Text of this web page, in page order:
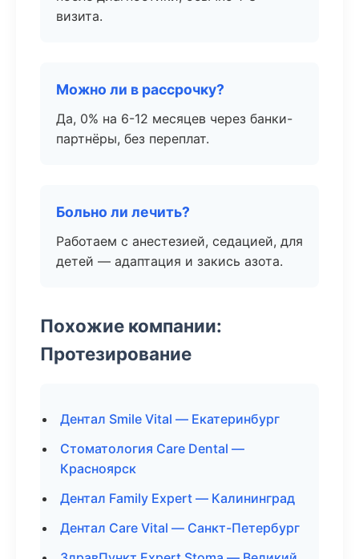
визита.
Можно ли в рассрочку?
Да, 0% на 6-12 месяцев через банки-
партнёры, без переплат.
Больно ли лечить?
Работаем с анестезией, седацией, для
детей — адаптация и закись азота.
Похожие компании:
Протезирование
Дентал Smile Vital — Екатеринбург
Стоматология Care Dental —
Красноярск
Дентал Family Expert — Калининград
Дентал Care Vital — Санкт-Петербург